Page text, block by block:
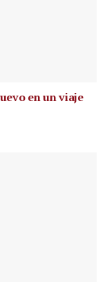
en un viaje